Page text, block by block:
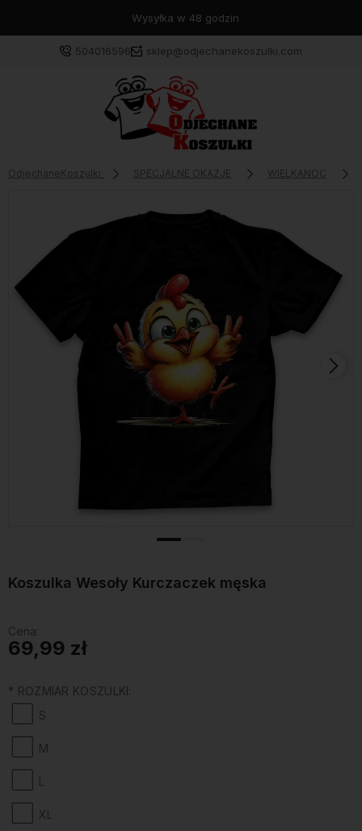
Wysyłka w 48 godzin
504016596 sklep@odjechanekoszulki.com
OdjechaneKoszulki SPECJALNE OKAZJE WIELKANOC
Koszulka Wesoły Kurczaczek męska
Cena:
69,99 zł
* ROZMIAR KOSZULKI:
S
M
L
XL